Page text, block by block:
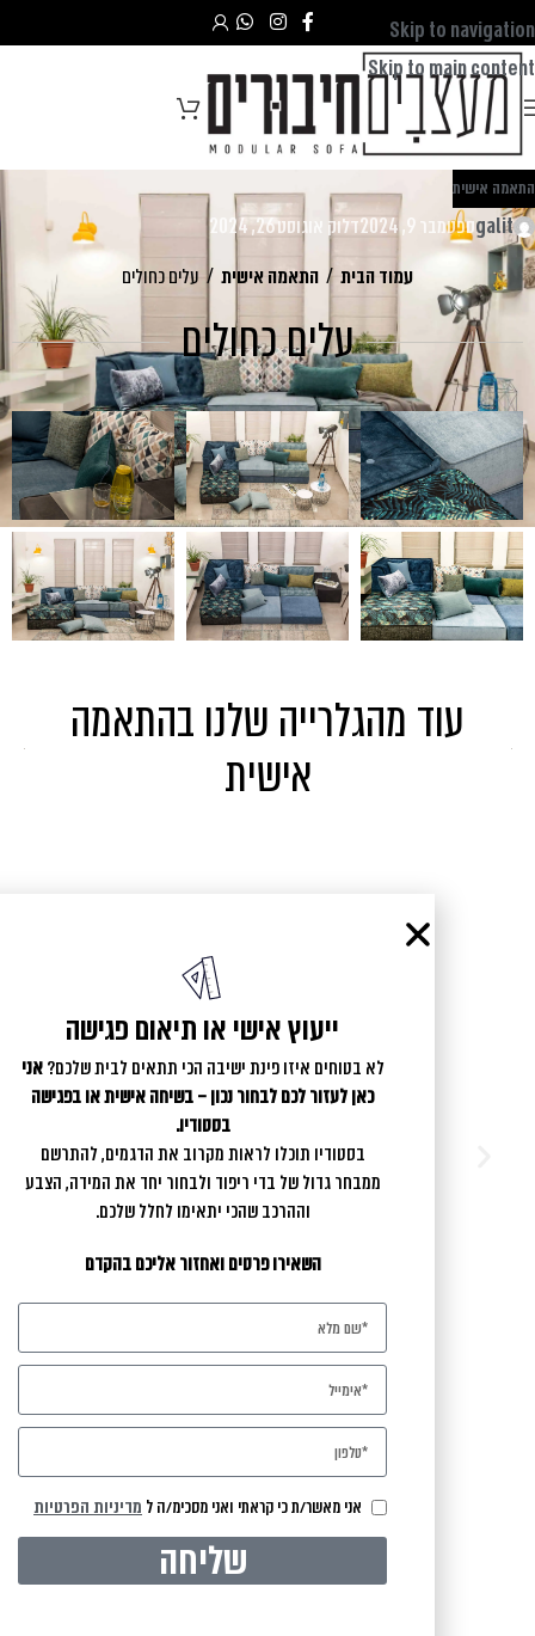
Skip to navigation
Skip to main content
התאמה אישית
galitספטמבר 9, 2024
דלוק אוגוסט 26, 2024
עמוד הבית / התאמה אישית /עלים כחולים
עלים כחולים
עוד מהגלרייה שלנו בהתאמה
אישית
כניסה לגלרייה
ייעוץ אישי או תיאום פגישה
לא בטוחים איזו פינת ישיבה הכי תתאים לבית שלכם?אני
כאן לעזור לכם לבחור נכון – בשיחה אישית או בפגישה
בסטודיו.
בסטודיו תוכלו לראות מקרוב את הדגמים, להתרשם
ממבחר גדול של בדי ריפוד ולבחור יחד את המידה, הצבע
וההרכב שהכי יתאימו לחלל שלכם.
השאירו פרטים ואחזור אליכם בהקדם
אני מאשר/ת כי קראתי ואני מסכימ/ה ל מדיניות הפרטיות
שליחה